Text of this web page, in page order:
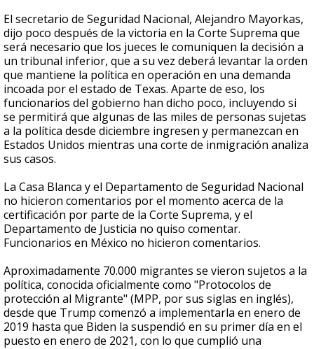
El secretario de Seguridad Nacional, Alejandro Mayorkas,
dijo poco después de la victoria en la Corte Suprema que
será necesario que los jueces le comuniquen la decisión a
un tribunal inferior, que a su vez deberá levantar la orden
que mantiene la política en operación en una demanda
incoada por el estado de Texas. Aparte de eso, los
funcionarios del gobierno han dicho poco, incluyendo si
se permitirá que algunas de las miles de personas sujetas
a la política desde diciembre ingresen y permanezcan en
Estados Unidos mientras una corte de inmigración analiza
sus casos.
La Casa Blanca y el Departamento de Seguridad Nacional
no hicieron comentarios por el momento acerca de la
certificación por parte de la Corte Suprema, y el
Departamento de Justicia no quiso comentar.
Funcionarios en México no hicieron comentarios.
Aproximadamente 70.000 migrantes se vieron sujetos a la
política, conocida oficialmente como "Protocolos de
protección al Migrante" (MPP, por sus siglas en inglés),
desde que Trump comenzó a implementarla en enero de
2019 hasta que Biden la suspendió en su primer día en el
puesto en enero de 2021, con lo que cumplió una